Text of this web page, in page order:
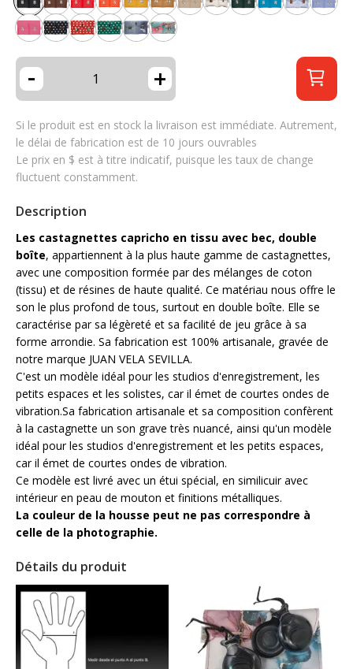
- +
Si le produit est en stock la livraison est immédiate. Autrement,
le délai de fabrication est de 10 jours ouvrables
Le prix en $ est à titre indicatif, puisque les taux de change
fluctuent constamment.
Description
Les castagnettes capricho en tissu avec bec, double
boîte, appartiennent à la plus haute gamme de castagnettes,
avec une composition formée par des mélanges de coton
(tissu) et de résines de haute qualité. Ce matériau nous offre le
son le plus profond de tous, surtout en double boîte. Elle se
caractérise par sa légèreté et sa facilité de jeu grâce à sa
forme arrondie. Sa fabrication est 100% artisanale, gravée de
notre marque JUAN VELA SEVILLA.
C'est un modèle idéal pour les studios d'enregistrement, les
petits espaces et les solistes, car il émet de courtes ondes de
vibration.Sa fabrication artisanale et sa composition confèrent
à la castagnette un son grave très nuancé, ainsi qu'un modèle
idéal pour les studios d'enregistrement et les petits espaces,
car il émet de courtes ondes de vibration.
Ce modèle est livré avec un étui spécial, en similicuir avec
intérieur en peau de mouton et finitions métalliques.
La couleur de la housse peut ne pas correspondre à
celle de la photographie.
Détails du produit